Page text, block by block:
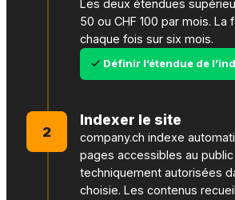
Les deux étendues
50 ou CHF 100 par mois. La
chaque fois sur six mois.
Définir l’étendue de
2
Indexer le site
company.ch indexe
pages accessibles au
techniquement autorisées
choisie. Les contenus